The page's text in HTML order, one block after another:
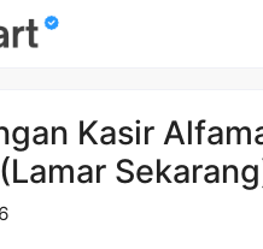
Kasir